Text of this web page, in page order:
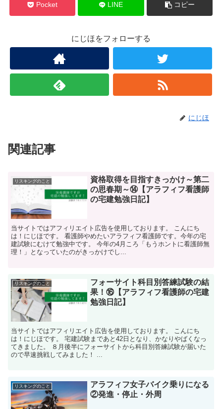
Pocket LINE コピー
にじほをフォローする
にじほ
関連記事
リスキングのこと
資格取得を目指すきっかけ～第二
の思春期～⑭【アラフィフ看護師
の宅建勉強日記】
当サイトではアフィリエイト広告を使用しております。 こんにち
は！にじほです。 看護師やめたいアラフィフ看護師です。今年の宅
建試験にむけて勉強中です。 今年の4月ころ「もうホントに看護師無
理！」となっていたのがきっかけでし...
リスキングのこと
フォーサイト科目別答練試験の結
果！⑯【アラフィフ看護師の宅建
勉強日記】
当サイトではアフィリエイト広告を使用しております。 こんにち
は！にじほです。 宅建試験まであと42日となり、かなりやばくなっ
てきました。 ８月後半にフォーサイトから科目別答練試験が届いた
ので早速挑戦してみました！ ...
リスキングのこと
アラフィフ女子バイク乗りになる
②発進・停止・外周